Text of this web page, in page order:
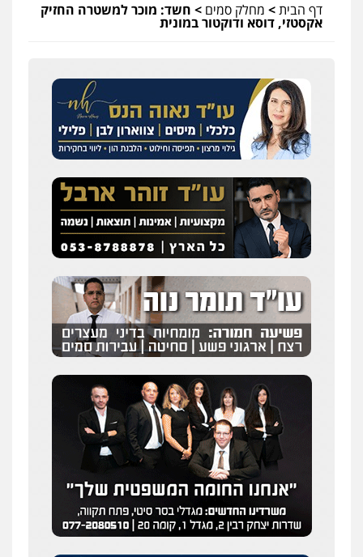
דף הבית> מחלק סמים > חשד: מוכר למשטרה החזיק
אקסטזי, דוסא ודוקטור במונית